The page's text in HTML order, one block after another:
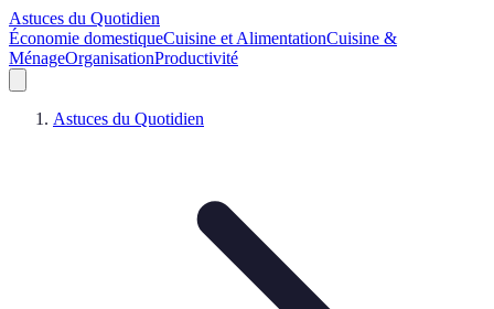
Astuces du Quotidien
Économie domestiqueCuisine et AlimentationCuisine &
MénageOrganisationProductivité
Astuces du Quotidien